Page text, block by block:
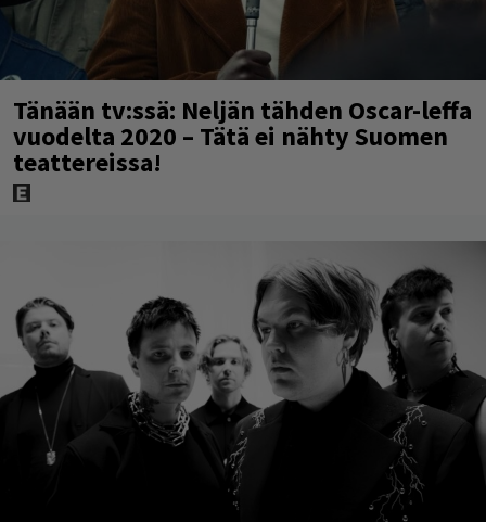
Tänään tv:ssä: Neljän tähden Oscar-leffa
vuodelta 2020 – Tätä ei nähty Suomen
teattereissa!